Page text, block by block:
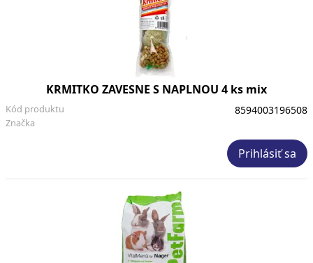
KRMITKO ZAVESNE S NAPLNOU 4 ks mix
Značka
Kód produktu 8594003196508
Prihlásiť sa